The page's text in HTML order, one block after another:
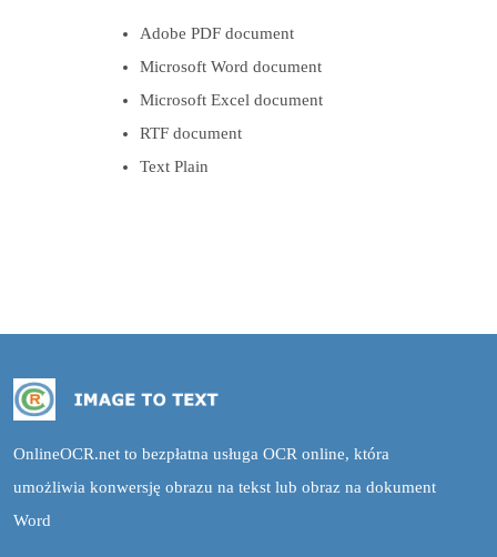
Adobe PDF document
Microsoft Word document
Microsoft Excel document
RTF document
Text Plain
OnlineOCR.net to bezpłatna usługa OCR online, która
umożliwia konwersję obrazu na tekst lub obraz na dokument
Word